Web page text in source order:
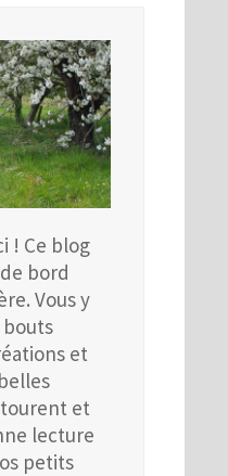
! Ce blog
bord
Vous y
et
et
lecture
petits